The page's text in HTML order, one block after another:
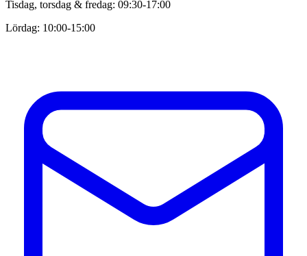
Tisdag, torsdag & fredag: 09:30-17:00
Lördag: 10:00-15:00